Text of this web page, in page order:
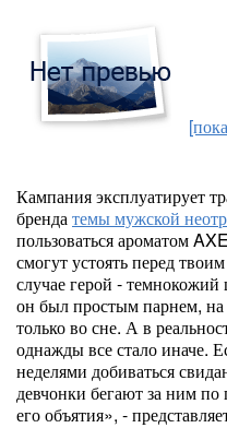
Кампания эксплуатирует
брендатемы мужской
пользоваться ароматом
смогут устоять перед
случае герой -
он был простым парнем, на
только во сне. А в
однажды все стало иначе.
неделями добиваться
девчонки бегают за ним по
его объятия», -